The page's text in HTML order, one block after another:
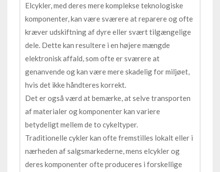
Elcykler, med deres mere komplekse teknologiske
komponenter, kan være sværere at reparere og ofte
kræver udskiftning af dyre eller svært tilgængelige
dele. Dette kan resultere i en højere mængde
elektronisk affald, som ofte er sværere at
genanvende og kan være mere skadelig for miljøet,
hvis det ikke håndteres korrekt.
Det er også værd at bemærke, at selve transporten
af materialer og komponenter kan variere
betydeligt mellem de to cykeltyper.
Traditionelle cykler kan ofte fremstilles lokalt eller i
nærheden af salgsmarkederne, mens elcykler og
deres komponenter ofte produceres i forskellige